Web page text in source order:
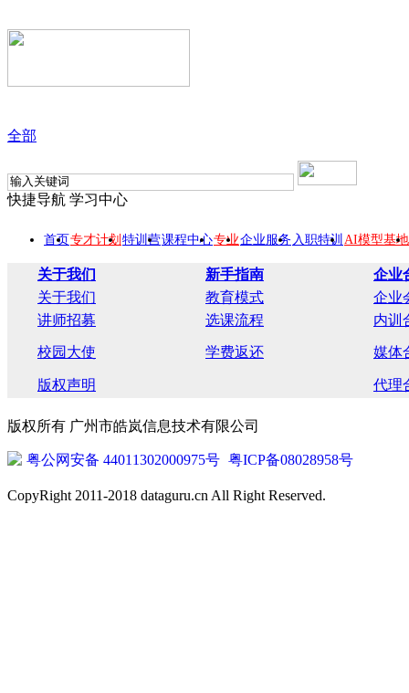
全部
快捷导航 学习中心
首页专才计划 特训营课程中心专业企业服务 入职特训 AI模型基地
关于我们 新手指南
企业
关于我们
教育模式
企业
讲师招募
选课流程 内训
校园大使 学费返还 媒体
版权声明 代理
版权所有 广州市皓岚信息技术有限公司
粤公网安备 44011302000975号 粤ICP备08028958号
CopyRight 2011-2018 dataguru.cn All Right Reserved.